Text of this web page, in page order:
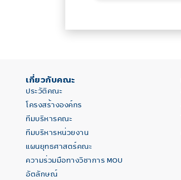
เกี่ยวกับคณะ
ประวัติคณะ
โครงสร้างองค์กร
ทีมบริหารคณะ
ทีมบริหารหน่วยงาน
แผนยุทธศาสตร์คณะ
ความร่วมมือทางวิชาการ MOU
อัตลักษณ์